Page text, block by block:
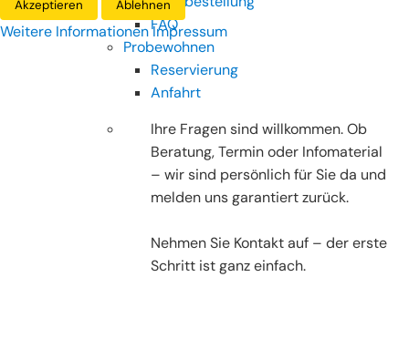
FAQ
Probewohnen
Reservierung
Anfahrt
Ihre Fragen sind willkommen. Ob
Beratung, Termin oder Infomaterial
– wir sind persönlich für Sie da und
melden uns garantiert zurück.
Nehmen Sie Kontakt auf – der erste
Schritt ist ganz einfach.
Akzeptieren Ablehnen
Weitere InformationenImpressum